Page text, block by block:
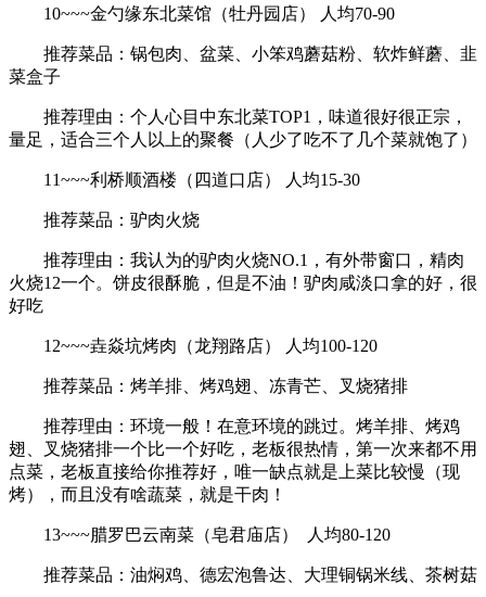
10~~~金勺缘东北菜馆（牡丹园店） 人均70-90
推荐菜品：锅包肉、盆菜、小笨鸡蘑菇粉、软炸鲜蘑、韭
菜盒子
推荐理由：个人心目中东北菜TOP1，味道很好很正宗，
量足，适合三个人以上的聚餐（人少了吃不了几个菜就饱了）
11~~~利桥顺酒楼（四道口店） 人均15-30
推荐菜品：驴肉火烧
推荐理由：我认为的驴肉火烧NO.1，有外带窗口，精肉
火烧12一个。饼皮很酥脆，但是不油！驴肉咸淡口拿的好，很
好吃
12~~~垚焱坑烤肉（龙翔路店） 人均100-120
推荐菜品：烤羊排、烤鸡翅、冻青芒、叉烧猪排
推荐理由：环境一般！在意环境的跳过。烤羊排、烤鸡
翅、叉烧猪排一个比一个好吃，老板很热情，第一次来都不用
点菜，老板直接给你推荐好，唯一缺点就是上菜比较慢（现
烤），而且没有啥蔬菜，就是干肉！
13~~~腊罗巴云南菜（皂君庙店） 人均80-120
推荐菜品：油焖鸡、德宏泡鲁达、大理铜锅米线、茶树菇